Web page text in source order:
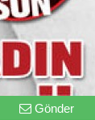
Gönder